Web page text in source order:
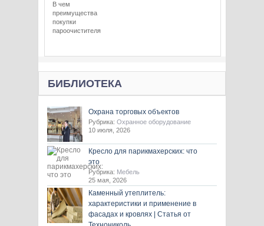
В чем
преимущества
покупки
пароочистителя
БИБЛИОТЕКА
Охрана торговых объектов
Рубрика: Охранное оборудование
10 июля, 2026
Кресло для парикмахерских: что
это
Рубрика: Мебель
25 мая, 2026
Каменный утеплитель:
характеристики и применение в
фасадах и кровлях | Статья от